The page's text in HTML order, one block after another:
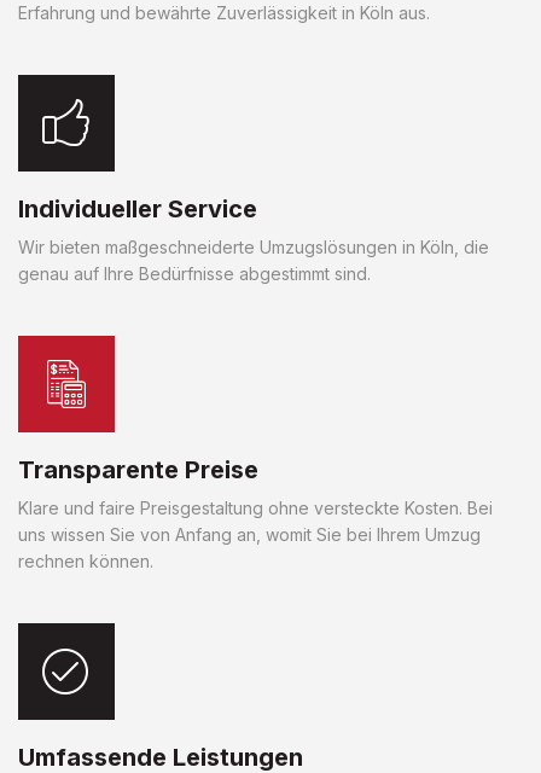
Erfahrung und bewährte Zuverlässigkeit in Köln aus.
Individueller Service
Wir bieten maßgeschneiderte Umzugslösungen in Köln, die
genau auf Ihre Bedürfnisse abgestimmt sind.
Transparente Preise
Klare und faire Preisgestaltung ohne versteckte Kosten. Bei
uns wissen Sie von Anfang an, womit Sie bei Ihrem Umzug
rechnen können.
Umfassende Leistungen